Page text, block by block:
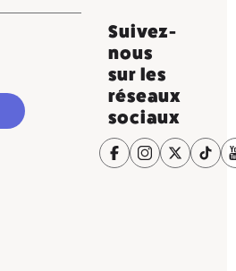
Suivez-
nous
sur les
réseaux
sociaux